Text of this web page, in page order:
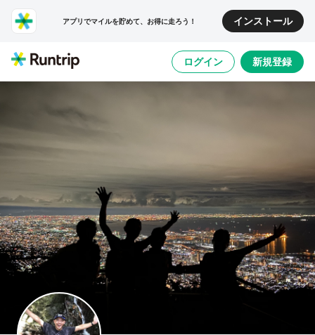
アプリでマイルを貯めて、お得に走ろう！ インストール
ログイン 新規登録